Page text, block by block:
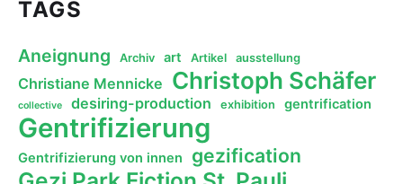
TAGS
Aneignung Archiv art Artikel ausstellung
Christiane Mennicke Christoph Schäfer
collective desiring-production exhibition gentrification
Gentrifizierung
Gentrifizierung von innen gezification